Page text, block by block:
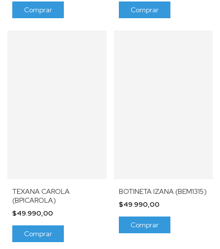
Comprar Comprar
TEXANA CAROLA
(BPICAROLA)
$49.990,00
Comprar
BOTINETA IZANA (BEM1315)
$49.990,00
Comprar